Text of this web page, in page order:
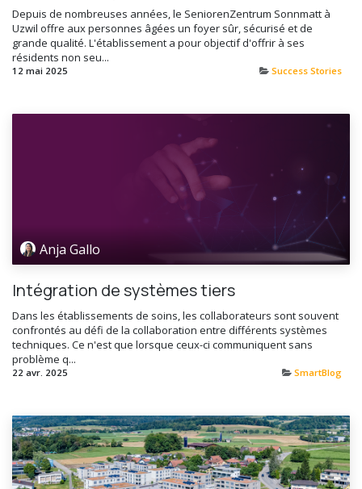
Depuis de nombreuses années, le SeniorenZentrum Sonnmatt à
Uzwil offre aux personnes âgées un foyer sûr, sécurisé et de
grande qualité. L'établissement a pour objectif d'offrir à ses
résidents non seu...
12 mai 2025 Success Stories
Anja Gallo
Intégration de systèmes tiers
Dans les établissements de soins, les collaborateurs sont souvent
confrontés au défi de la collaboration entre différents systèmes
techniques. Ce n'est que lorsque ceux-ci communiquent sans
problème q...
22 avr. 2025 SmartBlog